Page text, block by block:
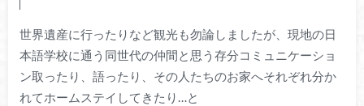
世界遺産に行ったりなど観光も勿論しましたが、現地の日
本語学校に通う同世代の仲間と思う存分コミュニケーショ
ン取ったり、語ったり、その人たちのお家へそれぞれ分か
れてホームステイしてきたり…と